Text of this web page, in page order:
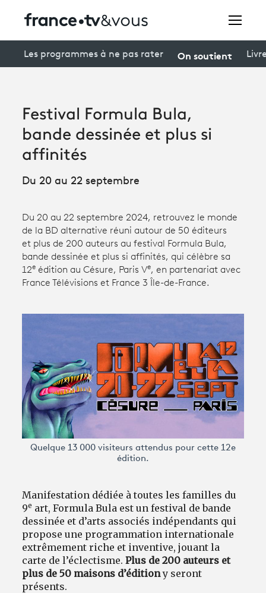
Creators
À la une
Participer et assister à une émission
Productions et innovation
Programme tv
Les programmes à ne pas rater On soutient
Festival Formula Bula,
bande dessinée et plus si
affinités
Du 20 au 22 septembre
Du 20 au 22 septembre 2024, retrouvez le monde
de la BD alternative réuni autour de 50 éditeurs
et plus de 200 auteurs au festival Formula Bula,
bande dessinée et plus si affinités, qui célèbre sa
12e édition au Césure, Paris Ve, en partenariat avec
France Télévisions et France 3 Île-de-France.
Quelque 13 000 visiteurs attendus pour cette 12e
édition.
Manifestation dédiée à toutes les familles du
9e art, Formula Bula est un festival de bande
dessinée et d’arts associés indépendants qui
propose une programmation internationale
extrêmement riche et inventive, jouant la
carte de l’éclectisme.Plus de 200 auteurs et
plus de 50 maisons d’éditiony seront
présents.